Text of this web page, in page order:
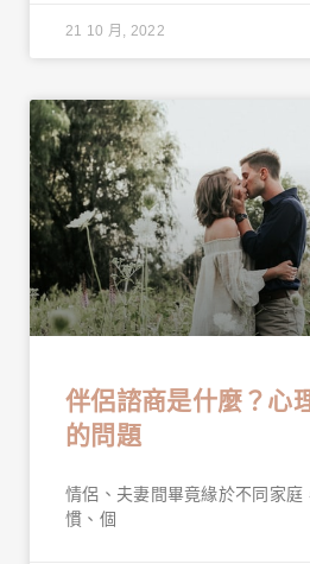
21 10 月, 2022
伴侶諮商是什麼？心
的問題
情侶、夫妻間畢竟緣於不同家庭
慣、個